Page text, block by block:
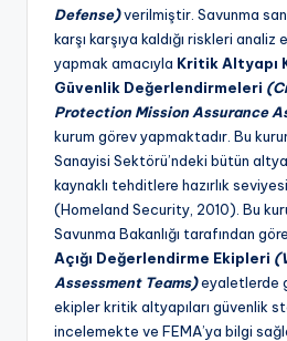
Defense)verilmiştir. Savunma
karşı karşıya kaldığı riskleri
yapmak amacıyla Kritik Altyapı
Güvenlik Değerlendirmeleri
Protection Mission Assurance
kurum görev yapmaktadır. Bu
Sanayisi Sektörü’ndeki bütün
kaynaklı tehditlere hazırlık
(Homeland Security, 2010). Bu
Savunma Bakanlığı tarafından
Açığı Değerlendirme Ekipleri
Assessment Teams)eyaletlerde
ekipler kritik altyapıları güvenlik
incelemekte ve FEMA’ya bilgi